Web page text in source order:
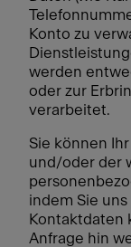
Konto zu
werden
oder zur
verarbeitet.
Sie können
und/oder der
indem Sie
Kontaktdaten
Anfrage hin